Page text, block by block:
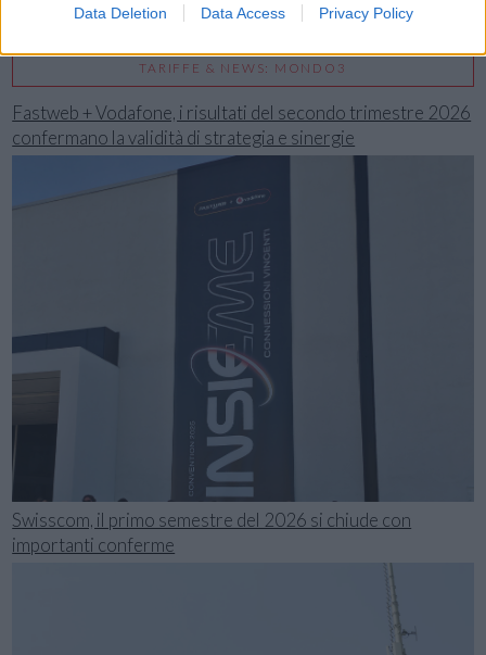
Data Deletion Data Access Privacy Policy
TARIFFE & NEWS: MONDO3
Fastweb + Vodafone, i risultati del secondo trimestre 2026
confermano la validità di strategia e sinergie
Swisscom, il primo semestre del 2026 si chiude con
importanti conferme